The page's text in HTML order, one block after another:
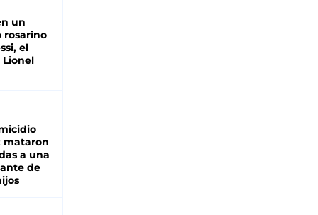
un
rosarino
el
Lionel
mataron
a una
de